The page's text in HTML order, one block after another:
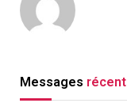
Messages